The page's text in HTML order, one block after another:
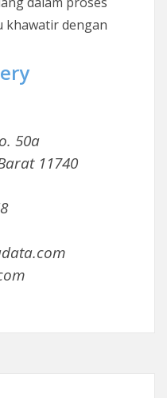
khawatir dengan
50a
11740